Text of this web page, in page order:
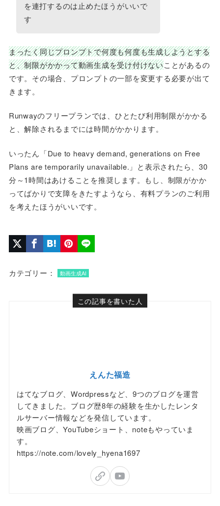
を連打するのは止めたほうがいいで
す
まったく同じプロンプトで何度も何度も生成しようとする
と、制限がかかって動画生成を受け付けないことがあるの
です。その場合、プロンプトの一部を変更する必要が出て
きます。
Runwayのフリープランでは、ひとたび利用制限がかかる
と、解除されるまでには時間がかかります。
いったん「Due to heavy demand, generations on Free
Plans are temporarily unavailable.」と表示されたら、30
分～1時間はあけることを推奨します。もし、制限がかか
ってばかりで支障をきたすようなら、有料プランのご利用
を考えたほうがいいです。
カテゴリー： 動画生成AI
この記事を書いた人
えんた福造
はてなブログ、Wordpressなど、9つのブログを運営
してきました。ブログ歴8年の経験を生かしたレンタ
ルサーバー情報などを発信しています。
映画ブログ、YouTubeショート、noteもやっていま
す。
https://note.com/lovely_hyena1697